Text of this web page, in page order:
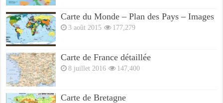
Carte du Monde – Plan des Pays – Images
3 août 2015 177,279
Carte de France détaillée
8 juillet 2016 147,400
Carte de Bretagne